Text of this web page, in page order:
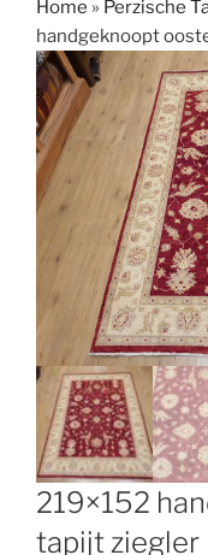
Home » Perzische
handgeknoopt
219×152
tapijt ziegler